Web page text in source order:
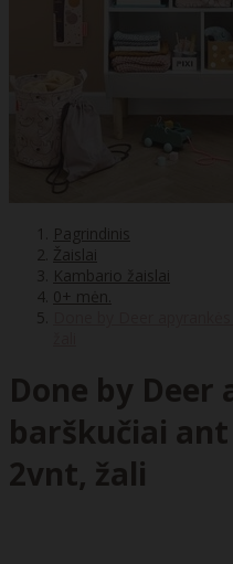
Pagrindinis
Žaislai
Kambario žaislai
0+ mėn.
Done by Deer
barškučiai
2vnt, žali